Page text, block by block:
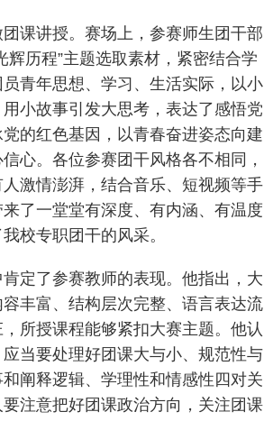
课讲授。赛场上，参赛师生团干部
辉历程”主题选取素材，紧密结合学
青年思想、学习、生活实际，以小
小故事引发大思考，表达了感悟党
的红色基因，以青春奋进姿态向建
心。各位参赛团干风格各不相同，
激情澎湃，结合音乐、短视频等手
了一堂堂有深度、有内涵、有温度
校专职团干的风采。
定了参赛教师的表现。他指出，大
丰富、结构层次完整、语言表达流
所授课程能够紧扣大赛主题。他认
当要处理好团课大与小、规范性与
阐释逻辑、学理性和情感性四对关
注意把好团课政治方向，关注团课